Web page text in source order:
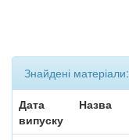
Знайдені матеріали:
Дата
випуску
Назва